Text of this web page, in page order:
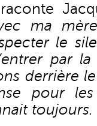
raconte
ma
le
par
derrière
pour
toujours.